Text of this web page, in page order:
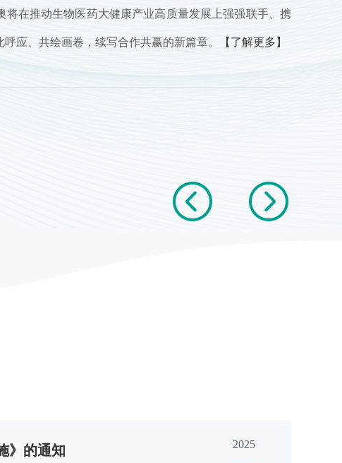
在推动生物医药大健康产业高质量发展上强强联手、携
应、共绘画卷，续写合作共赢的新篇章。 【了解更多】
》的通知 2025